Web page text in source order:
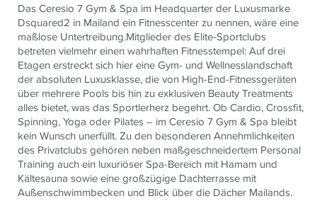
Das Ceresio 7 Gym & Spa im Headquarter der Luxusmarke
Dsquared2 in Mailand ein Fitnesscenter zu nennen, wäre eine
maßlose Untertreibung.Mitglieder des Elite-Sportclubs
betreten vielmehr einen wahrhaften Fitnesstempel: Auf drei
Etagen erstreckt sich hier eine Gym- und Wellnesslandschaft
der absoluten Luxusklasse, die von High-End-Fitnessgeräten
über mehrere Pools bis hin zu exklusiven Beauty Treatments
alles bietet, was das Sportlerherz begehrt. Ob Cardio, Crossfit,
Spinning, Yoga oder Pilates – im Ceresio 7 Gym & Spa bleibt
kein Wunsch unerfüllt. Zu den besonderen Annehmlichkeiten
des Privatclubs gehören neben maßgeschneidertem Personal
Training auch ein luxuriöser Spa-Bereich mit Hamam und
Kältesauna sowie eine großzügige Dachterrasse mit
Außenschwimmbecken und Blick über die Dächer Mailands.